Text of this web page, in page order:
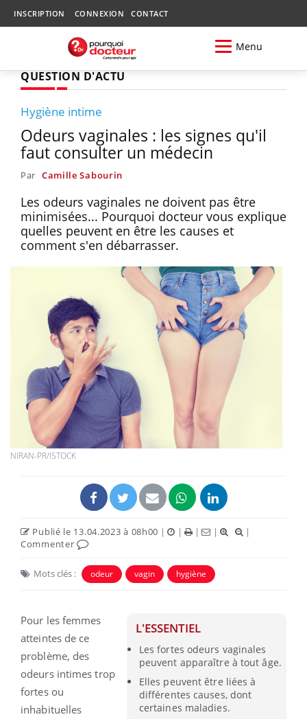
INSCRIPTION CONNEXION CONTACT
Menu
QUESTION D'ACTU
Hygiène intime
Odeurs vaginales : les signes qu'il
faut consulter un médecin
Par Camille Sabourin
Les odeurs vaginales ne doivent pas être
minimisées... Pourquoi docteur vous explique
quelles peuvent en être les causes et
comment s'en débarrasser.
NIRAN-PR/ISTOCK
Publié le 13.04.2023 à 08h00 | | | |
|
Commenter
Mots clés : odeur vagin hygiène
L'ESSENTIEL
Les fortes odeurs vaginales
peuvent apparaître à tout âge.
Elles peuvent être liées à
différentes causes, dont
certaines maladies.
Pour les femmes
atteintes de ce
problème, des
odeurs intimes trop
fortes ou
inhabituelles